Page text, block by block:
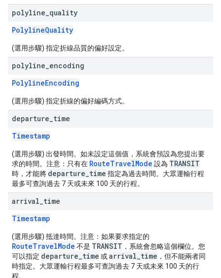
polyline quality
PolylineQuality
(選用步驟) 指定折線品質的偏好設定。
polyline encoding
PolylineEncoding
(選用步驟) 指定折線的偏好編碼方式。
departure time
Timestamp
(選用步驟) 出發時間。如未設定這個值，系統會預設為您提出要
求的時間。注意：只有在 RouteTravelMode 設為 TRANSIT
時，才能將 departure_time 指定為過去時間。大眾運輸行程
最多可查詢過去 7 天或未來 100 天的行程。
arrival time
Timestamp
(選用步驟) 抵達時間。注意：如果要求指定的
RouteTravelMode 不是 TRANSIT ，系統會忽略這個欄位。您
可以指定 departure_time 或arrival_time ，但不能兩者同
時指定。大眾運輸行程最多可查詢過去 7 天或未來 100 天的行
程。